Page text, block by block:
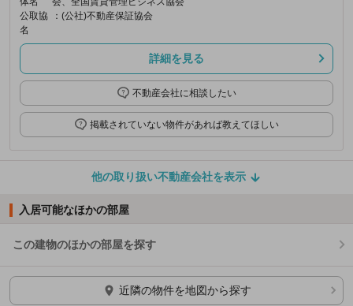
公取協
名
：(公社)不動産保証協会
詳細を見る
不動産会社に相談したい
掲載されていない物件があれば教えてほしい
他の取り扱い不動産会社を表示
入居可能なほかの部屋
この建物のほかの部屋を探す
ほかの部屋を検索中…
近隣の物件を地図から探す